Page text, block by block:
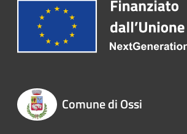
Comune di Ossi